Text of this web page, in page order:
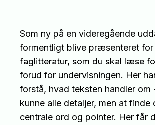
Som ny på en videregående
formentligt blive præsenteret for
faglitteratur, som du skal læse
forud for undervisningen. Her
forstå, hvad teksten handler om
kunne alle detaljer, men at finde
centrale ord og pointer. Her får